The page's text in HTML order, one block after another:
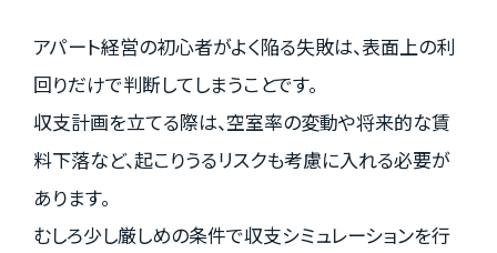
アパート経営の初心者がよく陥る失敗は、表面上の利
回りだけで判断してしまうことです。
収支計画を立てる際は、空室率の変動や将来的な賃
料下落など、起こりうるリスクも考慮に入れる必要が
あります。
むしろ少し厳しめの条件で収支シミュレーションを行